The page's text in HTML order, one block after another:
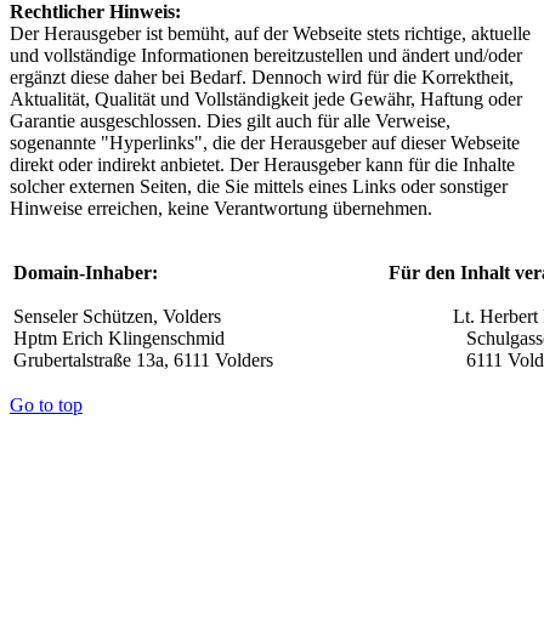
Rechtlicher Hinweis:
Der Herausgeber ist bemüht, auf der Webseite stets richtige, aktuelle
und vollständige Informationen bereitzustellen und ändert und/oder
ergänzt diese daher bei Bedarf. Dennoch wird für die Korrektheit,
Aktualität, Qualität und Vollständigkeit jede Gewähr, Haftung oder
Garantie ausgeschlossen. Dies gilt auch für alle Verweise,
sogenannte "Hyperlinks", die der Herausgeber auf dieser Webseite
direkt oder indirekt anbietet. Der Herausgeber kann für die Inhalte
solcher externen Seiten, die Sie mittels eines Links oder sonstiger
Hinweise erreichen, keine Verantwortung übernehmen.
Domain-Inhaber:
Senseler Schützen, Volders
Hptm Erich Klingenschmid
Grubertalstraße 13a, 6111 Volders
Für den Inhalt
Lt. Herbert
6111
Go to top